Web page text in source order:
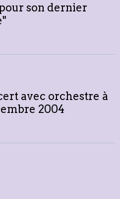
son dernier
avec orchestre à
2004